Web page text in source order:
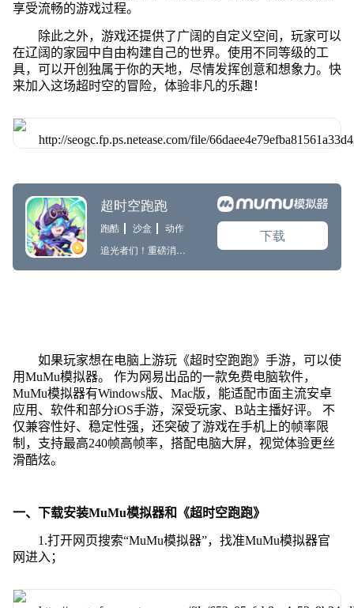
享受流畅的游戏过程。
除此之外，游戏还提供了广阔的自定义空间，玩家可以
在辽阔的家园中自由构建自己的世界。使用不同等级的工
具，可以开创独属于你的天地，尽情发挥创意和想象力。快
来加入这场超时空的冒险，体验非凡的乐趣！
如果玩家想在电脑上游玩《超时空跑跑》手游，可以使
用MuMu模拟器。 作为网易出品的一款免费电脑软件，
MuMu模拟器有Windows版、Mac版，能适配市面主流安卓
应用、软件和部分iOS手游，深受玩家、B站主播好评。 不
仅兼容性好、稳定性强，还突破了游戏在手机上的帧率限
制，支持最高240帧高帧率，搭配电脑大屏，视觉体验更丝
滑酷炫。
一、下载安装MuMu模拟器和《超时空跑跑》
1.打开网页搜索“MuMu模拟器”，找准MuMu模拟器官
网进入；